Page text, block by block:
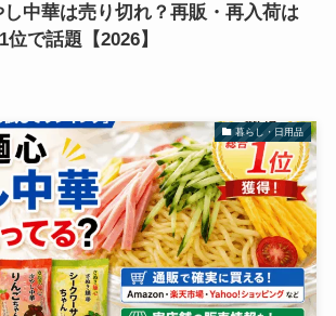
中華は売り切れ？再販・再入荷は
で話題【2026】
暮らし・日用品